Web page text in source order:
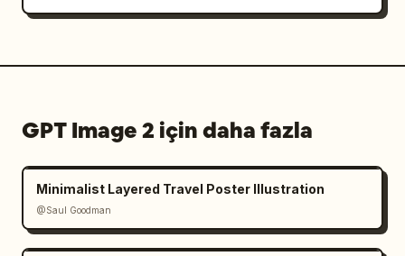
GPT Image 2 için daha fazla
Minimalist Layered Travel Poster Illustration
@Saul Goodman